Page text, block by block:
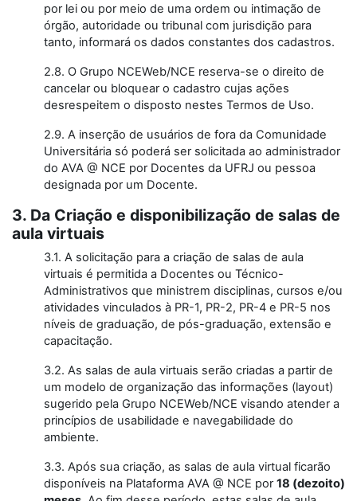
por lei ou por meio de uma ordem ou intimação de
órgão, autoridade ou tribunal com jurisdição para
tanto, informará os dados constantes dos cadastros.
2.8. O Grupo NCEWeb/NCE reserva-se o direito de
cancelar ou bloquear o cadastro cujas ações
desrespeitem o disposto nestes Termos de Uso.
2.9. A inserção de usuários de fora da Comunidade
Universitária só poderá ser solicitada ao administrador
do AVA @ NCE por Docentes da UFRJ ou pessoa
designada por um Docente.
3. Da Criação e disponibilização de salas de
aula virtuais
3.1. A solicitação para a criação de salas de aula
virtuais é permitida a Docentes ou Técnico-
Administrativos que ministrem disciplinas, cursos e/ou
atividades vinculados à PR-1, PR-2, PR-4 e PR-5 nos
níveis de graduação, de pós-graduação, extensão e
capacitação.
3.2. As salas de aula virtuais serão criadas a partir de
um modelo de organização das informações (layout)
sugerido pela Grupo NCEWeb/NCE visando atender a
princípios de usabilidade e navegabilidade do
ambiente.
3.3. Após sua criação, as salas de aula virtual ficarão
disponíveis na Plataforma AVA @ NCE por18 (dezoito)